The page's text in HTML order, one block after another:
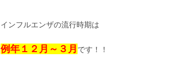
インフルエンザの流行時期は
例年１２月～３月 です！！